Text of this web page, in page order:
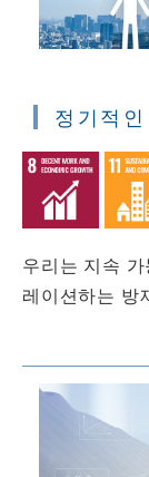
정기적
우리는 지속
레이션하는 방